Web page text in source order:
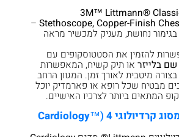
3M™ Littmann®
Stethoscope, Copper-Finish
–
נחושת, מעניק למכשיר מראה
להזמין את הסטטוסקופים עם
בלייזר או תיק קשיח, המאפשרות
מיטבית לאורך זמן. המגוון הרחב
מבטיח שכל רופא או פארמדיק יוכל
המתאים ביותר לצרכיו האישיים.
קרדיולוגי 4 (™
Cardiology